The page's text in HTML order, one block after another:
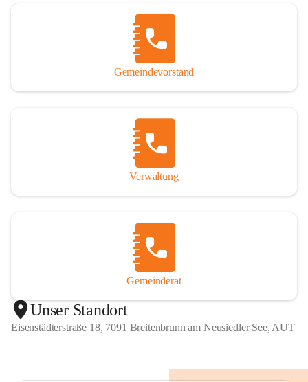
Gemeindevorstand
Verwaltung
Gemeinderat
Unser Standort
Eisenstädterstraße 18, 7091 Breitenbrunn am Neusiedler See, AUT